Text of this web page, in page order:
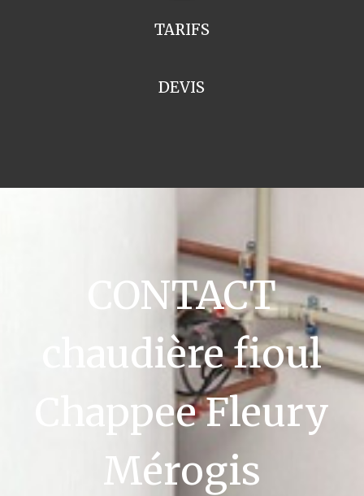
TARIFS
DEVIS
CONTACT
chaudière fioul
Chappee Fleury
Mérogis